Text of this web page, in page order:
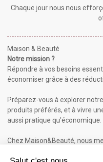
Chaque jour nous nous
Maison & Beauté
Notre mission ?
Répondre à vos besoins
économiser grâce à des
Préparez-vous à explorer
produits préférés, et à vivre
aussi pratique qu'économique.
Chez Maison&Beauté, nous